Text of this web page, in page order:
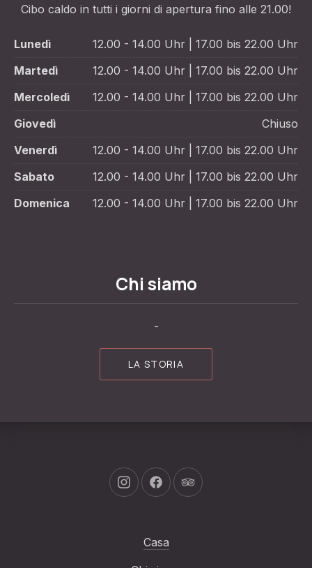
Cibo caldo in tutti i giorni di apertura fino alle 21.00!
Lunedì
12.00 - 14.00 Uhr | 17.00 bis 22.00 Uhr
Martedì
12.00 - 14.00 Uhr | 17.00 bis 22.00 Uhr
Mercoledì
12.00 - 14.00 Uhr | 17.00 bis 22.00 Uhr
Giovedì
Chiuso
Venerdì
12.00 - 14.00 Uhr | 17.00 bis 22.00 Uhr
Sabato
12.00 - 14.00 Uhr | 17.00 bis 22.00 Uhr
Domenica
12.00 - 14.00 Uhr | 17.00 bis 22.00 Uhr
Chi siamo
-
LA STORIA
Nuova finestra
Nuova finestra
Nuova finestra
Casa